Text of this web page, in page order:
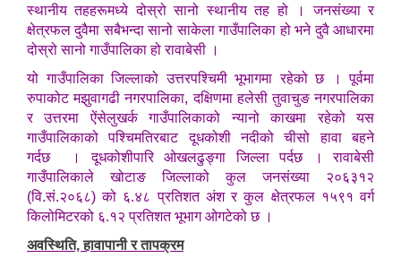
स्थानीय तहहरूमध्ये दोस्रो सानो स्थानीय तह हो । जनसंख्या र
क्षेत्रफल दुवैमा सबैभन्दा सानो साकेला गाउँपालिका हो भने दुवै आधारमा
दोस्रो सानो गाउँपालिका हो रावाबेसी ।
यो गाउँपालिका जिल्लाको उत्तरपश्चिमी भूभागमा रहेको छ । पूर्वमा
रुपाकोट मझुवागढी नगरपालिका, दक्षिणमा हलेसी तुवाचुङ नगरपालिका
र उत्तरमा ऐंसेलुखर्क गाउँपालिकाको न्यानो काखमा रहेको यस
गाउँपालिकाको पश्चिमतिरबाट दूधकोशी नदीको चीसो हावा बहने
गर्दछ । दूधकोशीपारि ओखलढुङ्गा जिल्ला पर्दछ । रावाबेसी
गाउँपालिकाले खोटाङ जिल्लाको कुल जनसंख्या २०६३१२
(वि.सं.२०६८) को ६.४८ प्रतिशत अंश र कुल क्षेत्रफल १५९१ वर्ग
किलोमिटरको ६.१२ प्रतिशत भूभाग ओगटेको छ ।
अवस्थिति, हावापानी र तापक्रम